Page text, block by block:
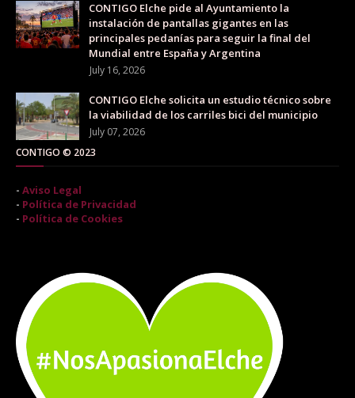
CONTIGO Elche pide al Ayuntamiento la
instalación de pantallas gigantes en las
principales pedanías para seguir la final del
Mundial entre España y Argentina
July 16, 2026
CONTIGO Elche solicita un estudio técnico sobre
la viabilidad de los carriles bici del municipio
July 07, 2026
CONTIGO © 2023
- Aviso Legal
- Política de Privacidad
- Política de Cookies